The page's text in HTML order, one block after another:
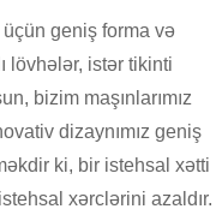
üçün geniş forma və
lövhələr, istər tikinti
bizim maşınlarımız
dizaynımız geniş
ki, bir istehsal xətti
xərclərini azaldır.